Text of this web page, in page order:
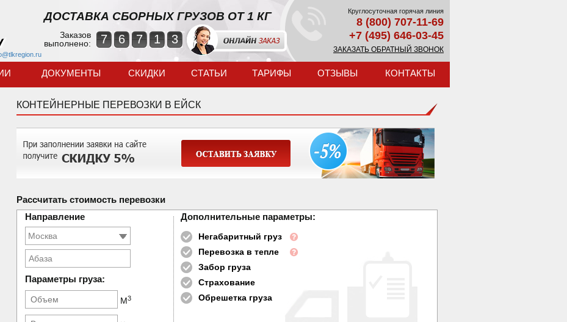
ДОСТАВКА СБОРНЫХ ГРУЗОВ ОТ 1 КГ
Заказов
выполнено:
7 6 7 1 3
Круглосуточная горячая линия
8 (800) 707-11-69
+7 (495) 646-03-45
ЗАКАЗАТЬ ОБРАТНЫЙ ЗВОНОК
ДОКУМЕНТЫ СКИДКИ СТАТЬИ ТАРИФЫ ОТЗЫВЫ КОНТАКТЫ
КОНТЕЙНЕРНЫЕ ПЕРЕВОЗКИ В ЕЙСК
Рассчитать стоимость перевозки
Направление
Абаза
Параметры груза:
М3
Дополнительные параметры:
Негабаритный груз
Перевозка в тепле
Забор груза
Страхование
Обрешетка груза